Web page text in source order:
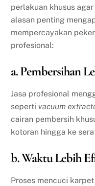
perlakuan khusus
alasan penting
mempercayakan
profesional:
a. Pembersihan
Jasa profesional
seperti vacuum
cairan pembersih
kotoran hingga ke
b. Waktu Lebih
Proses mencuci